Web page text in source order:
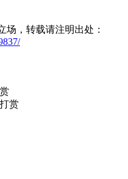
场，转载请注明出处：
赏